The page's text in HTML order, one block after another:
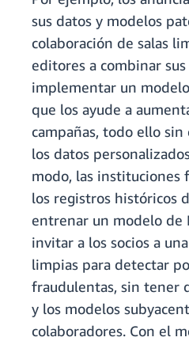
sus datos y modelos
colaboración de salas
editores a combinar
implementar un
que los ayude a
campañas, todo ello
los datos
modo, las instituciones
los registros históricos
entrenar un modelo de
invitar a los socios a
limpias para detectar
fraudulentas, sin tener
y los modelos
colaboradores. Con el